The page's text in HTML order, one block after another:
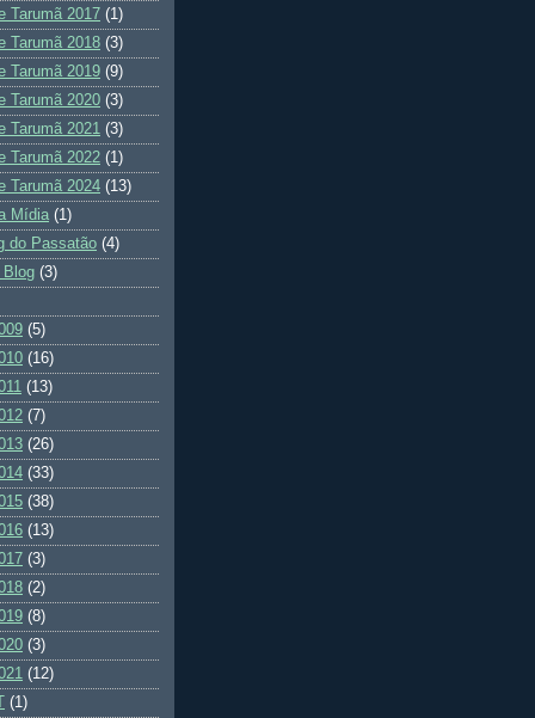
Tarumã 2017 (1)
Tarumã 2018 (3)
Tarumã 2019 (9)
Tarumã 2020 (3)
Tarumã 2021 (3)
Tarumã 2022 (1)
Tarumã 2024 (13)
Mídia (1)
do Passatão (4)
Blog (3)
(5)
(16)
(13)
(7)
(26)
(33)
(38)
(13)
(3)
(2)
(8)
(3)
(12)
(1)